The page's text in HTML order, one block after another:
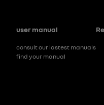
Footer
user manual
consult our lastest manuals
find your manual